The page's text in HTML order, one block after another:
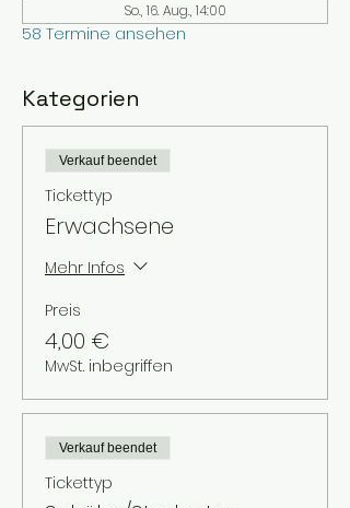
So., 16. Aug., 14:00
58 Termine ansehen
Kategorien
Verkauf beendet
Tickettyp
Erwachsene
Mehr Infos
Preis
4,00 €
MwSt. inbegriffen
Verkauf beendet
Tickettyp